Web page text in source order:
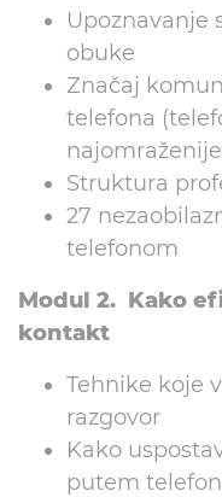
Upoznavanje
obuke
Značaj
telefona
Struktura
27
telefonom
Modul 2. Kako
kontakt
Tehnike koje
razgovor
Kako
putem